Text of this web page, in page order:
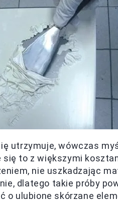
utrzymuje, wówczas
to z większymi
nie uszkadzając
dlatego takie próby
o ulubione skórzane